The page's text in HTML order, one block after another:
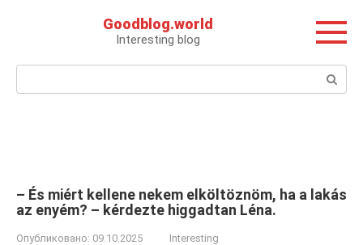
Goodblog.world
Interesting blog
Поиск:
– És miért kellene nekem elköltöznöm, ha a lakás
az enyém? – kérdezte higgadtan Léna.
Опубликовано: 09.10.2025 Interesting